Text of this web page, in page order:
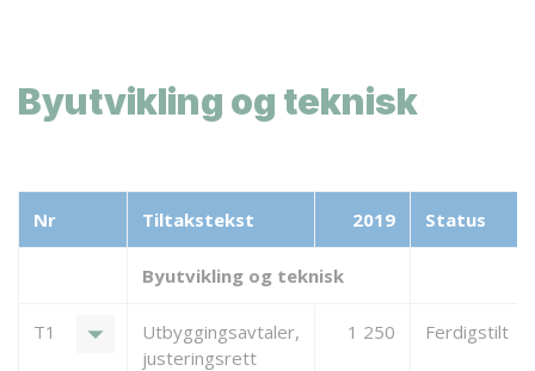
Byutvikling og teknisk
Nr Tiltakstekst 2019 Status
Byutvikling og teknisk
T1 arrow_drop_down
Utbyggingsavtaler,
justeringsrett
1 250 Ferdigstilt